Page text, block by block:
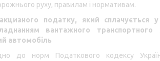
руху, правилам і нормативам.
податку, який сплачується у
вантажного транспортного
автомобіль
до норм Податкового кодексу